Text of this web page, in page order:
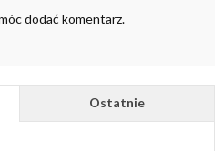
dodać komentarz.
Ostatnie